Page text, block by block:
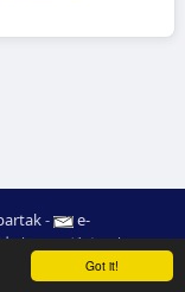
Got it!
-
e-
| ログイン|RSS
: Mgr. Jiří Kotala